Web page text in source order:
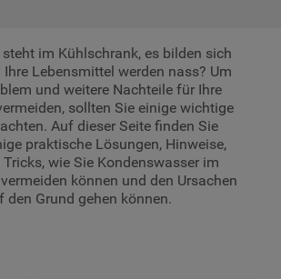
steht im Kühlschrank, es bilden sich
Lebensmittel werden nass? Um
und weitere Nachteile für Ihre
sollten Sie einige wichtige
Auf dieser Seite finden Sie
praktische Lösungen, Hinweise,
wie Sie Kondenswasser im
können und den Ursachen
den Grund gehen können.